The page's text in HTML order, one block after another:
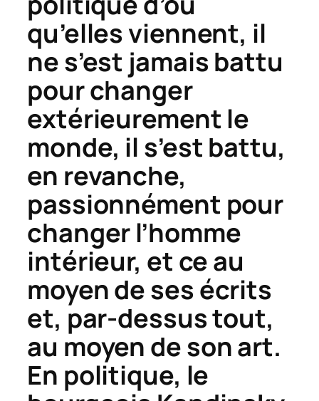
qu’elles viennent, il
ne s’est jamais battu
pour changer
extérieurement le
monde, il s’est battu,
en revanche,
passionnément pour
changer l’homme
intérieur, et ce au
moyen de ses écrits
et, par-dessus tout,
au moyen de son art.
En politique, le